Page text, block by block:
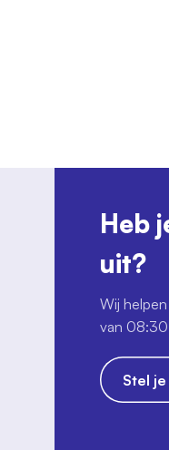
Heb
uit?
Wij
van 08:30
Stel